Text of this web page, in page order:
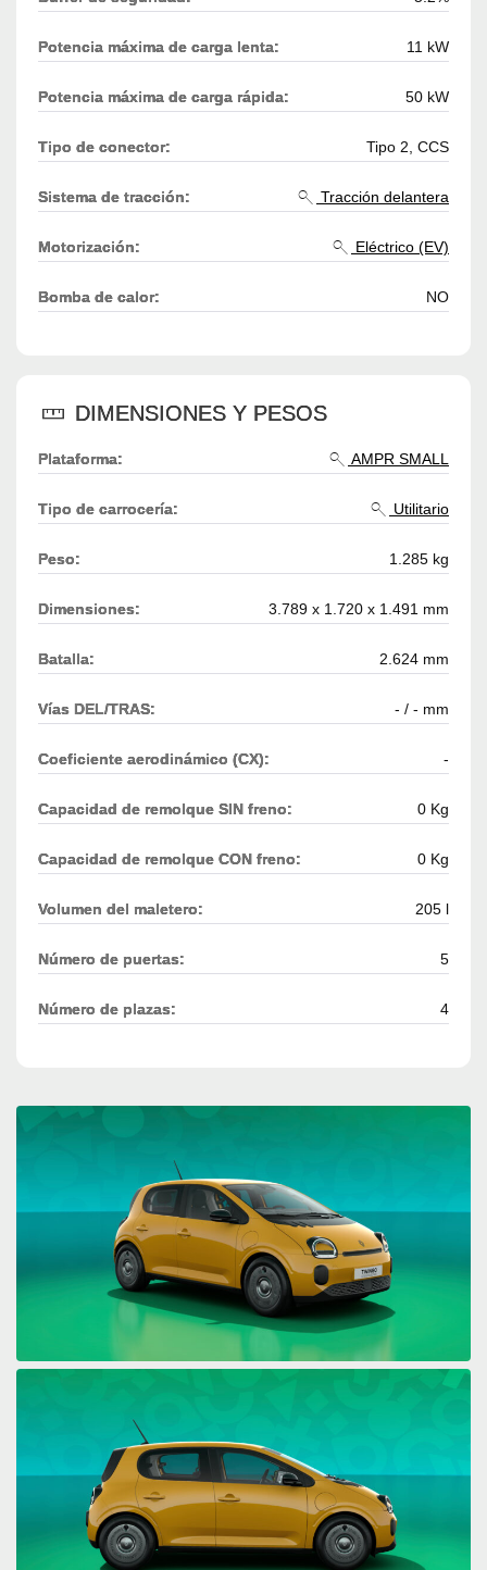
Potencia máxima de carga lenta: 11 kW
Potencia máxima de carga rápida: 50 kW
Tipo de conector: Tipo 2, CCS
Sistema de tracción: Tracción delantera
Motorización: Eléctrico (EV)
Bomba de calor: NO
DIMENSIONES Y PESOS
Plataforma: AMPR SMALL
Tipo de carrocería: Utilitario
Peso: 1.285 kg
Dimensiones: 3.789 x 1.720 x 1.491 mm
Batalla: 2.624 mm
Vías DEL/TRAS: - / - mm
Coeficiente aerodinámico (CX): -
Capacidad de remolque SIN freno: 0 Kg
Capacidad de remolque CON freno: 0 Kg
Volumen del maletero: 205 l
Número de puertas: 5
Número de plazas: 4